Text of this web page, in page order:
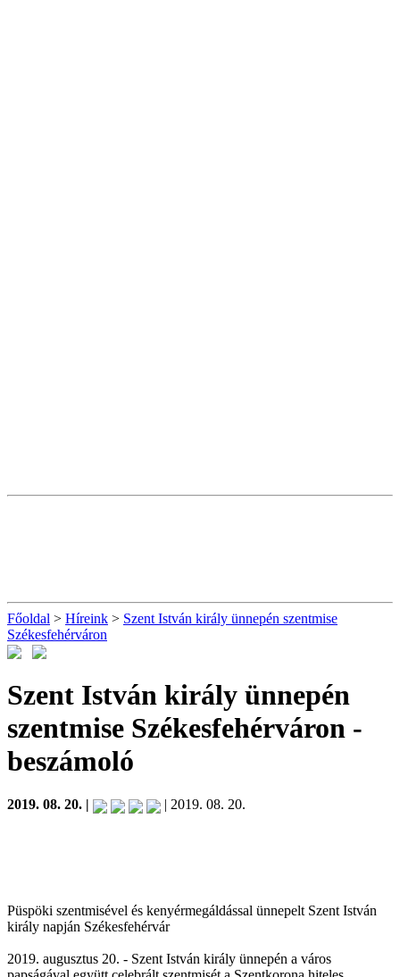
Főoldal > Híreink > Szent István király ünnepén szentmise
Székesfehérváron
Szent István király ünnepén
szentmise Székesfehérváron -
beszámoló
2019. 08. 20. | | 2019. 08. 20.
Püspöki szentmisével és kenyérmegáldással ünnepelt Szent István
király napján Székesfehérvár
2019. augusztus 20. - Szent István király ünnepén a város